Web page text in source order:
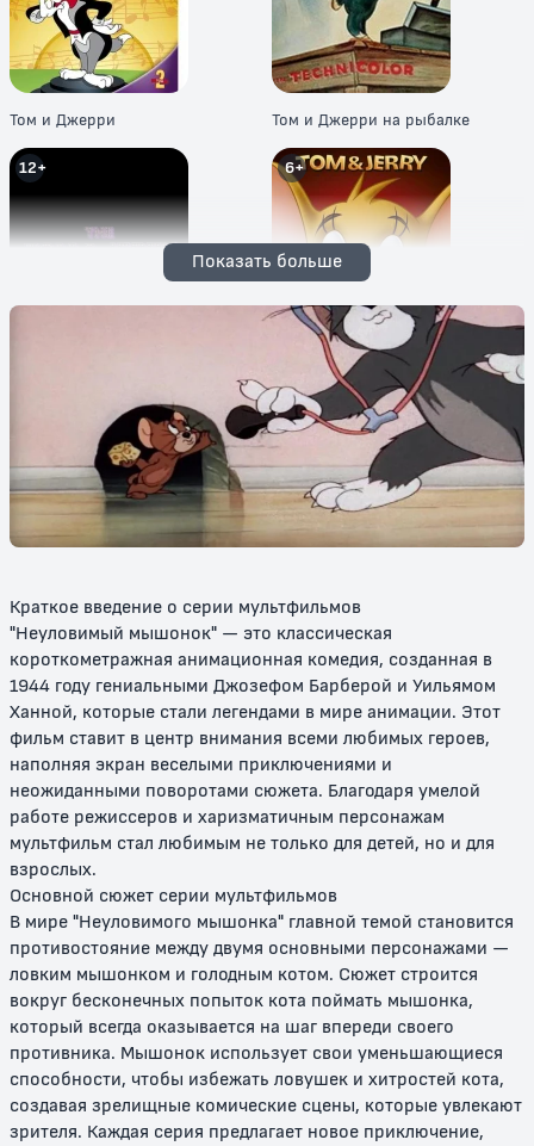
Том и Джерри Том и Джерри на рыбалке
12+
Новое шоу Тома и Джерри
6+
Новые приключения Тома и
Джерри
6+
Том и Джерри в детстве
6+
Том и Джерри: Мотор! / Том и
Джерри: Фильм
6+
Том и Джерри: Волшебное
6+
Том и Джерри: Быстрый и
Показать больше
Краткое введение о серии мультфильмов
"Неуловимый мышонок" — это классическая
короткометражная анимационная комедия, созданная в
1944 году гениальными Джозефом Барберой и Уильямом
Ханной, которые стали легендами в мире анимации. Этот
фильм ставит в центр внимания всеми любимых героев,
наполняя экран веселыми приключениями и
неожиданными поворотами сюжета. Благодаря умелой
работе режиссеров и харизматичным персонажам
мультфильм стал любимым не только для детей, но и для
взрослых.
Основной сюжет серии мультфильмов
В мире "Неуловимого мышонка" главной темой становится
противостояние между двумя основными персонажами —
ловким мышонком и голодным котом. Сюжет строится
вокруг бесконечных попыток кота поймать мышонка,
который всегда оказывается на шаг впереди своего
противника. Мышонок использует свои уменьшающиеся
способности, чтобы избежать ловушек и хитростей кота,
создавая зрелищные комические сцены, которые увлекают
зрителя. Каждая серия предлагает новое приключение,